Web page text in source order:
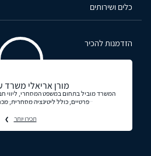
כלים ושירותים
הזדמנות להכיר
מורן אריאלי משרד
המשרד מוביל בתחום במשפט המסחרי, ליווי
פרטיים, כולל ליטיגציה מסחרית,
תכירו יותר